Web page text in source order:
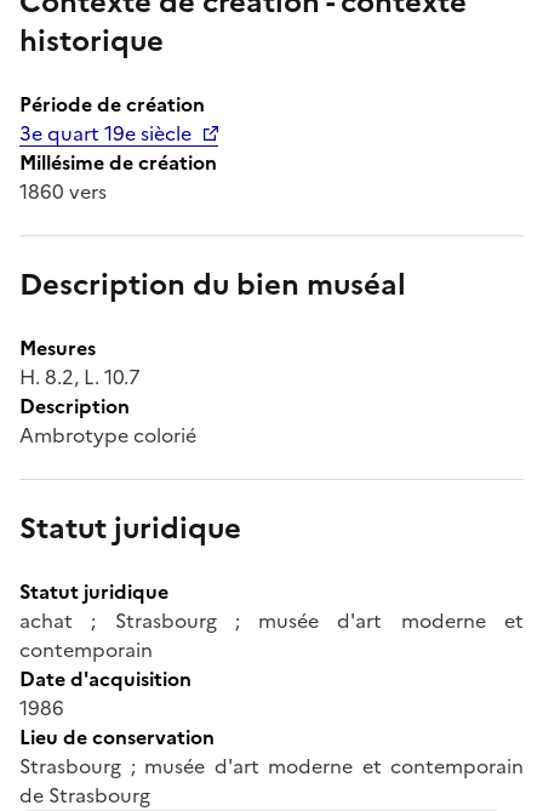
historique
Période de création
3e quart 19e siècle
Millésime de création
1860 vers
Description du bien muséal
Mesures
H. 8.2, L. 10.7
Description
Ambrotype colorié
Statut juridique
Statut juridique
achat ; Strasbourg ; musée d'art moderne et
contemporain
Date d'acquisition
1986
Lieu de conservation
Strasbourg ; musée d'art moderne et contemporain
de Strasbourg